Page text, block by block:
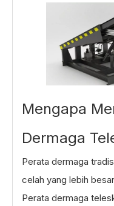
Mengapa
Dermaga
Perata dermaga
celah yang lebih
Perata dermaga